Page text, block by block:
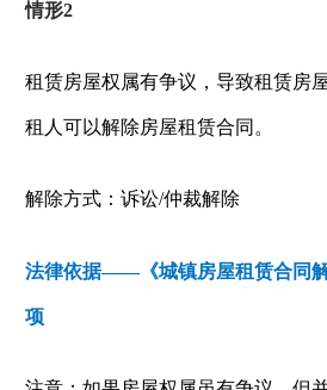
情形2
租赁房屋权属有争议，导致租赁房
租人可以解除房屋租赁合同。
解除方式：诉讼/仲裁解除
法律依据——《城镇房屋租赁合同解
项